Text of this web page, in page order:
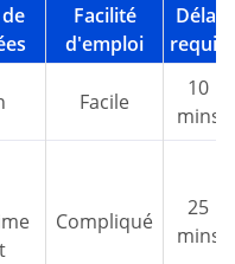
Facilité
d'emploi
Délai
requis
Facile
10
mins
Compliqué
25
mins